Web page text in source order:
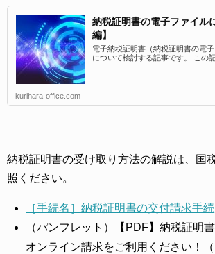
納税証明書の電子ファイル
編】
電子納税証明書（納税証明書の電
について検討する記事です。 この
kurihara-office.com
納税証明書の受け取り方法の解説は、国
照ください。
［手続名］納税証明書の交付請求手続
（パンフレット）【PDF】納税証明
オンライン請求をご利用ください！（